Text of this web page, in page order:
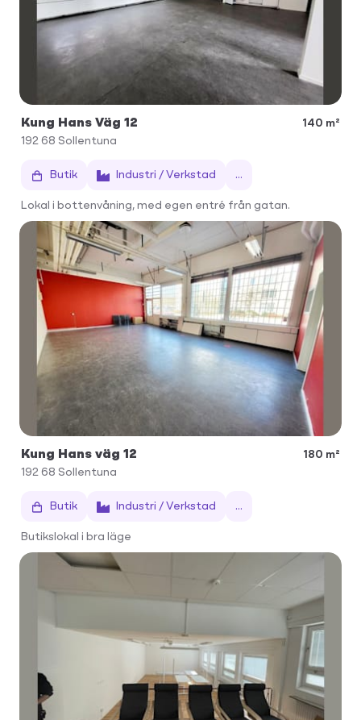
Kung Hans Väg 12
140 m²
192 68 Sollentuna
Butik Industri / Verkstad ...
Lokal i bottenvåning, med egen entré från gatan.
Kung Hans väg 12
180 m²
192 68 Sollentuna
Butik Industri / Verkstad ...
Butikslokal i bra läge